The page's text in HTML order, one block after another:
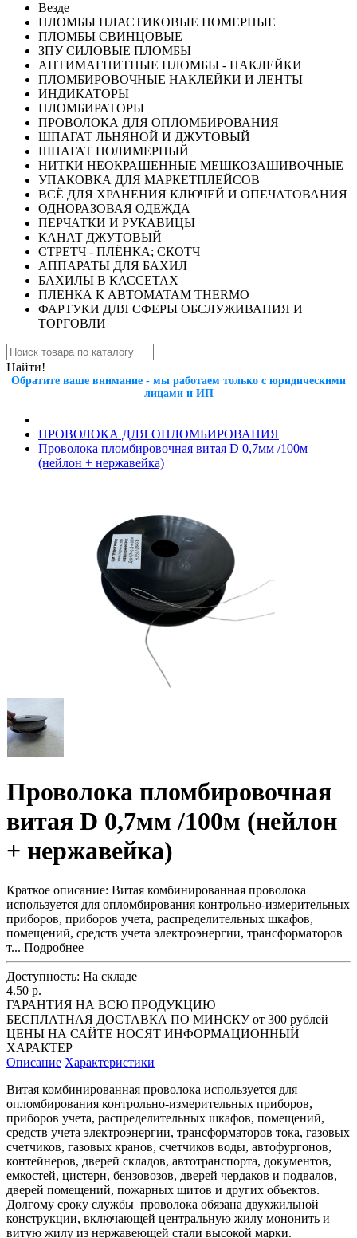
Везде
ПЛОМБЫ ПЛАСТИКОВЫЕ НОМЕРНЫЕ
ПЛОМБЫ СВИНЦОВЫЕ
ЗПУ СИЛОВЫЕ ПЛОМБЫ
АНТИМАГНИТНЫЕ ПЛОМБЫ - НАКЛЕЙКИ
ПЛОМБИРОВОЧНЫЕ НАКЛЕЙКИ И ЛЕНТЫ
ИНДИКАТОРЫ
ПЛОМБИРАТОРЫ
ПРОВОЛОКА ДЛЯ ОПЛОМБИРОВАНИЯ
ШПАГАТ ЛЬНЯНОЙ И ДЖУТОВЫЙ
ШПАГАТ ПОЛИМЕРНЫЙ
НИТКИ НЕОКРАШЕННЫЕ МЕШКОЗАШИВОЧНЫЕ
УПАКОВКА ДЛЯ МАРКЕТПЛЕЙСОВ
ВСЁ ДЛЯ ХРАНЕНИЯ КЛЮЧЕЙ И ОПЕЧАТОВАНИЯ
ОДНОРАЗОВАЯ ОДЕЖДА
ПЕРЧАТКИ И РУКАВИЦЫ
КАНАТ ДЖУТОВЫЙ
СТРЕТЧ - ПЛЁНКА; СКОТЧ
АППАРАТЫ ДЛЯ БАХИЛ
БАХИЛЫ В КАССЕТАХ
ПЛЕНКА К АВТОМАТАМ THERMO
ФАРТУКИ ДЛЯ СФЕРЫ ОБСЛУЖИВАНИЯ И
ТОРГОВЛИ
Найти!
Обратите ваше внимание - мы работаем только с юридическими
лицами и ИП
ПРОВОЛОКА ДЛЯ ОПЛОМБИРОВАНИЯ
Проволока пломбировочная витая D 0,7мм /100м
(нейлон + нержавейка)
Проволока пломбировочная
витая D 0,7мм /100м (нейлон
+ нержавейка)
Краткое описание: Витая комбинированная проволока
используется для опломбирования контрольно-измерительных
приборов, приборов учета, распределительных шкафов,
помещений, средств учета электроэнергии, трансформаторов
т... Подробнее
Доступность: На складе
4.50 р.
ГАРАНТИЯ НА ВСЮ ПРОДУКЦИЮ
БЕСПЛАТНАЯ ДОСТАВКА ПО МИНСКУ от 300 рублей
ЦЕНЫ НА САЙТЕ НОСЯТ ИНФОРМАЦИОННЫЙ
ХАРАКТЕР
Описание Характеристики
Витая комбинированная проволока используется для
опломбирования контрольно-измерительных приборов,
приборов учета, распределительных шкафов, помещений,
средств учета электроэнергии, трансформаторов тока, газовых
счетчиков, газовых кранов, счетчиков воды, автофургонов,
контейнеров, дверей складов, автотранспорта, документов,
емкостей, цистерн, бензовозов, дверей чердаков и подвалов,
дверей помещений, пожарных щитов и других объектов.
Долгому сроку службы проволока обязана двухжильной
конструкции, включающей центральную жилу мононить и
витую жилу из нержавеющей стали высокой марки.